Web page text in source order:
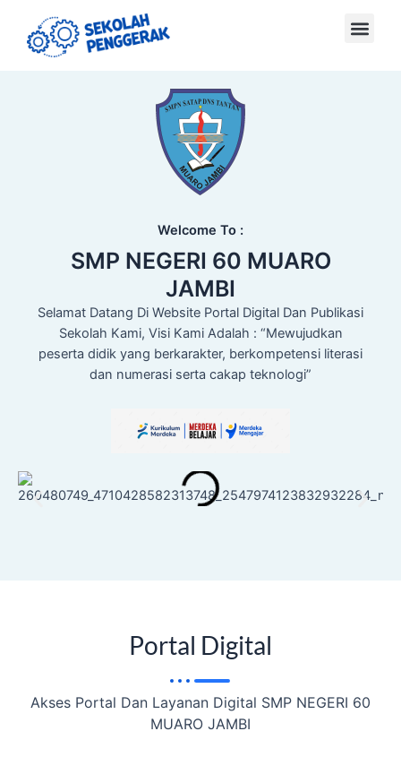
Welcome To :
SMP NEGERI 60 MUARO
JAMBI
Selamat Datang Di Website Portal Digital Dan Publikasi
Sekolah Kami, Visi Kami Adalah : “Mewujudkan
peserta didik yang berkarakter, berkompetensi literasi
dan numerasi serta cakap teknologi”
Portal Digital
Akses Portal Dan Layanan Digital SMP NEGERI 60
MUARO JAMBI